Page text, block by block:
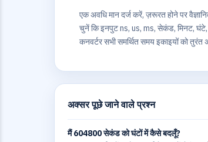
एक अवधि मान दर्ज करें, ज़रूरत होने पर
चुनें कि इनपुट ns, us, ms, सेकंड, मिनट, घंटे,
कनवर्टर सभी समर्थित समय इकाइयों को
अक्सर पूछे जाने वाले प्रश्न
मैं 604800 सेकंड को घंटों में कैसे बदलूँ?